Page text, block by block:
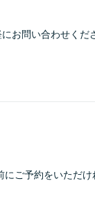
お問い合わせくだ
ご予約をいただけ